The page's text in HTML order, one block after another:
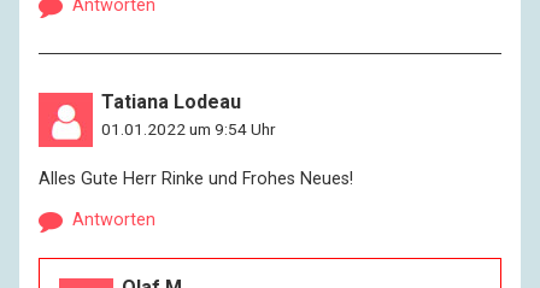
Antworten
Tatiana Lodeau
01.01.2022 um 9:54 Uhr
Alles Gute Herr Rinke und Frohes Neues!
Antworten